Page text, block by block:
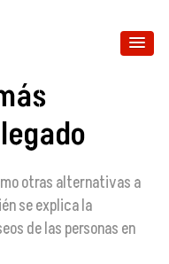
otras alternativas a
se explica la
de las personas en